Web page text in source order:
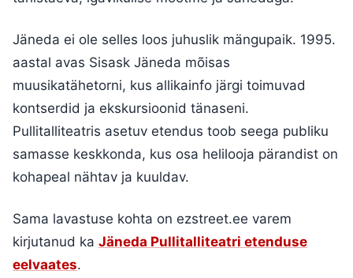
Jäneda ei ole selles loos juhuslik mängupaik. 1995.
aastal avas Sisask Jäneda mõisas
muusikatähetorni, kus allikainfo järgi toimuvad
kontserdid ja ekskursioonid tänaseni.
Pullitalliteatris asetuv etendus toob seega publiku
samasse keskkonda, kus osa helilooja pärandist on
kohapeal nähtav ja kuuldav.
Sama lavastuse kohta on ezstreet.ee varem
kirjutanud ka Jäneda Pullitalliteatri etenduse
eelvaates.